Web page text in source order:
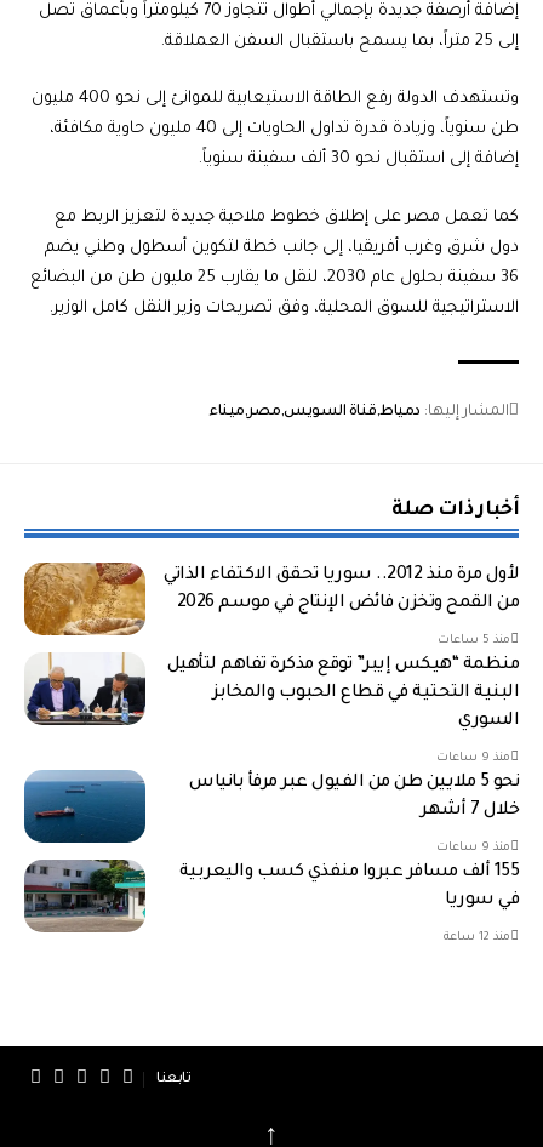
إضافة أرصفة جديدة بإجمالي أطوال تتجاوز 70 كيلومتراً وبأعماق تصل
إلى 25 متراً، بما يسمح باستقبال السفن العملاقة.
وتستهدف الدولة رفع الطاقة الاستيعابية للموانئ إلى نحو 400 مليون
طن سنوياً، وزيادة قدرة تداول الحاويات إلى 40 مليون حاوية مكافئة،
إضافة إلى استقبال نحو 30 ألف سفينة سنوياً.
كما تعمل مصر على إطلاق خطوط ملاحية جديدة لتعزيز الربط مع
دول شرق وغرب أفريقيا، إلى جانب خطة لتكوين أسطول وطني يضم
36 سفينة بحلول عام 2030، لنقل ما يقارب 25 مليون طن من البضائع
الاستراتيجية للسوق المحلية، وفق تصريحات وزير النقل كامل الوزير.
المشار إليها: دمياط قناة السويس مصر ميناء
أخبار ذات صلة
لأول مرة منذ 2012.. سوريا تحقق الاكتفاء الذاتي
من القمح وتخزن فائض الإنتاج في موسم 2026
منذ 5 ساعات
منظمة “هيكس إيبر” توقع مذكرة تفاهم لتأهيل
البنية التحتية في قطاع الحبوب والمخابز
السوري
منذ 9 ساعات
نحو 5 ملايين طن من الفيول عبر مرفأ بانياس
خلال 7 أشهر
منذ 9 ساعات
155 ألف مسافر عبروا منفذي كسب واليعربية
في سوريا
منذ 12 ساعة
تابعنا
↑